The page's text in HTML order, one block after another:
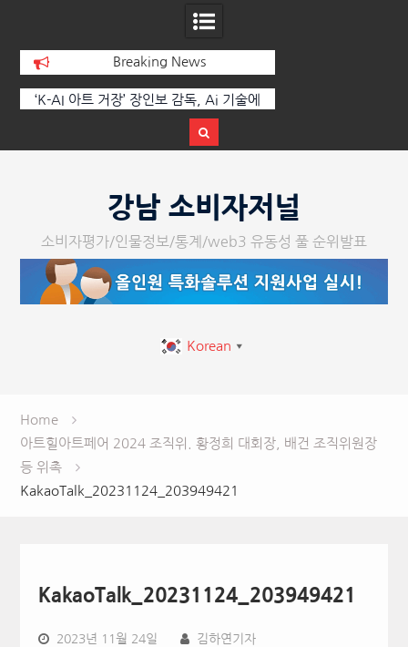
Breaking News
‘K-AI 아트 거장’ 장인보 감독, Ai 기술에
페스티벌’ 성황리에 막 내려
강남 소비자저널
소비자평가/인물정보/통계/web3 유동성 풀 순위발표
Korean ▼
Home
아트힐아트페어 2024 조직위. 황정희 대회장, 배건 조직위원장
등 위촉
KakaoTalk_20231124_203949421
KakaoTalk_20231124_203949421
2023년 11월 24일 김하연기자